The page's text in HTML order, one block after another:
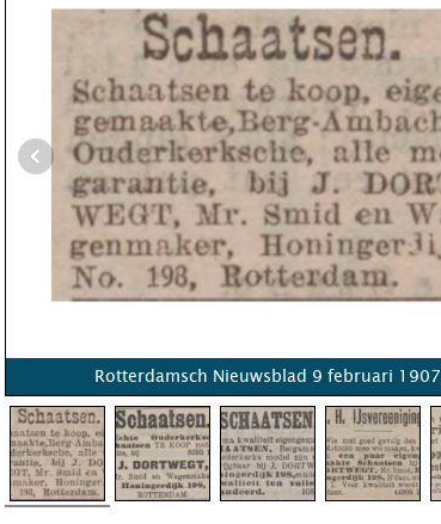
Rotterdamsch Nieuwsblad 9 februari 1907